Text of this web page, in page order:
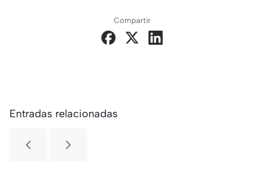
Compartir
Entradas relacionadas